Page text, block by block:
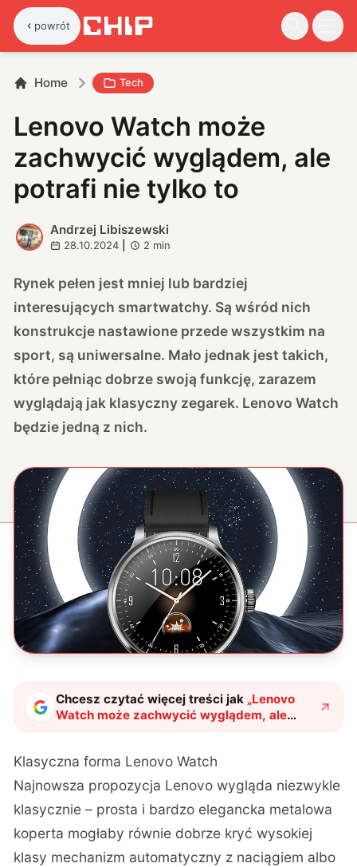
powrót
Home Tech
Lenovo Watch może
zachwycić wyglądem, ale
potrafi nie tylko to
A
Andrzej Libiszewski
28.10.2024 2 min
Rynek pełen jest mniej lub bardziej
interesujących smartwatchy. Są wśród nich
konstrukcje nastawione przede wszystkim na
sport, są uniwersalne. Mało jednak jest takich,
które pełniąc dobrze swoją funkcję, zarazem
wyglądają jak klasyczny zegarek. Lenovo Watch
będzie jedną z nich.
Chcesz czytać więcej treści jak „Lenovo
Watch może zachwycić wyglądem, ale
potrafi nie tylko to"?
Klasyczna forma Lenovo Watch
Najnowsza propozycja Lenovo wygląda niezwykle
klasycznie – prosta i bardzo elegancka metalowa
koperta mogłaby równie dobrze kryć wysokiej
klasy mechanizm automatyczny z naciągiem albo